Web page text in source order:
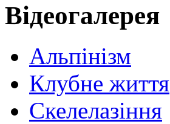
Відеогалерея
Альпінізм
Клубне життя
Скелелазіння